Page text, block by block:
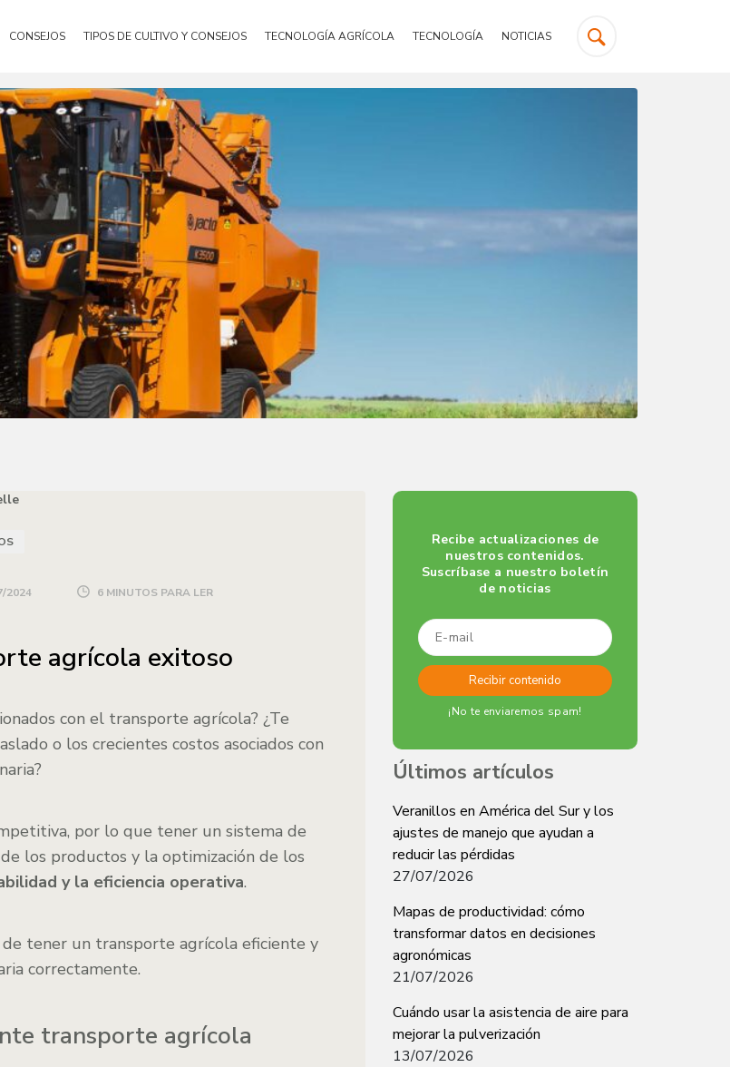
CONSEJOS TIPOS DE CULTIVO Y CONSEJOS TECNOLOGÍA AGRÍCOLA TECNOLOGÍA NOTICIAS
2024 6 MINUTOS PARA LER
agrícola exitoso
con el transporte agrícola? ¿Te
o los crecientes costos asociados con
por lo que tener un sistema de
los productos y la optimización de los
y la eficiencia operativa.
tener un transporte agrícola eficiente y
correctamente.
transporte agrícola
Recibe actualizaciones de
nuestros contenidos.
Suscríbase a nuestro boletín
de noticias
¡No te enviaremos spam!
Últimos artículos
Veranillos en América del Sur y los
ajustes de manejo que ayudan a
reducir las pérdidas
27/07/2026
Mapas de productividad: cómo
transformar datos en decisiones
agronómicas
21/07/2026
Cuándo usar la asistencia de aire para
mejorar la pulverización
13/07/2026